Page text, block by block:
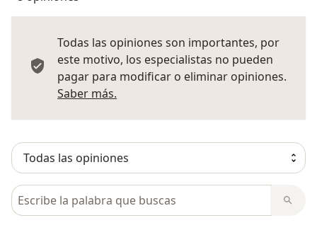
Todas las opiniones son importantes, por
este motivo, los especialistas no pueden
pagar para modificar o eliminar opiniones.
Saber más.
Busca en opiniones